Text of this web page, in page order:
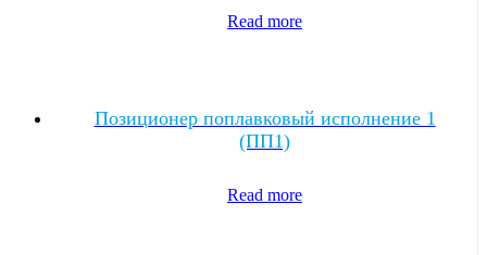
Read more
Позиционер поплавковый исполнение 1
(ПП1)
Read more